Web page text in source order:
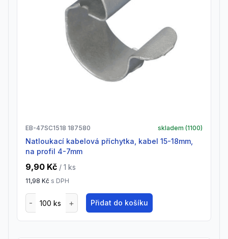
EB-47SC1518 187580 skladem (1100)
Natloukací kabelová příchytka, kabel 15-18mm,
na profil 4-7mm
9,90 Kč / 1 ks
11,98 Kč s DPH
Přidat do košíku